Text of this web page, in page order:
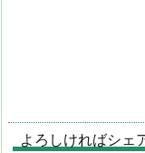
ケア用のセラムで
す。
よろしければシェ